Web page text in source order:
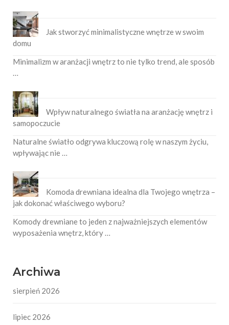
Jak stworzyć minimalistyczne wnętrze w swoim
domu
Minimalizm w aranżacji wnętrz to nie tylko trend, ale sposób
Wpływ naturalnego światła na aranżację wnętrz i
samopoczucie
Naturalne światło odgrywa kluczową rolę w naszym życiu,
wpływając nie …
Komoda drewniana idealna dla Twojego wnętrza –
jak dokonać właściwego wyboru?
Komody drewniane to jeden z najważniejszych elementów
wyposażenia wnętrz, który …
Archiwa
sierpień 2026
lipiec 2026